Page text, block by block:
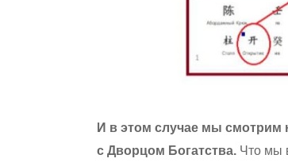
И в этом случае мы смотрим
с Дворцом Богатства. Что мы